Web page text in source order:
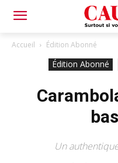
Accueil Édition Abonné
Édition Abonné
Un